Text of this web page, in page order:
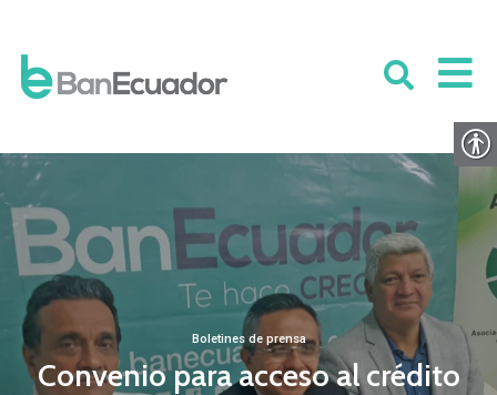
Boletines de prensa
Convenio para acceso al crédito